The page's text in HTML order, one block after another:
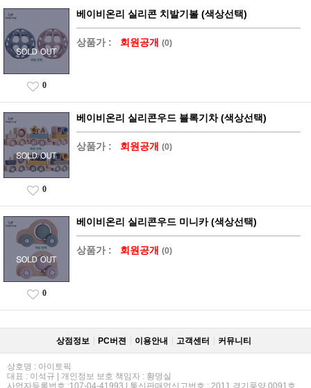
베이비온리 실리콘 치발기볼 (색상선택)
상품가 : 회원공개 (0)
0
베이비온리 실리콘우드 블록기차 (색상선택)
상품가 : 회원공개 (0)
0
베이비온리 실리콘우드 미니카 (색상선택)
상품가 : 회원공개 (0)
0
상점정보 PC버젼 이용안내 고객센터 커뮤니티
상호명 : 아이토픽
대표 : 이석규 | 개인정보 보호 책임자 : 황명실
사업자등록번호 :107-04-41993 | 통신판매업신고번호 : 2011 경기풍양 0091호